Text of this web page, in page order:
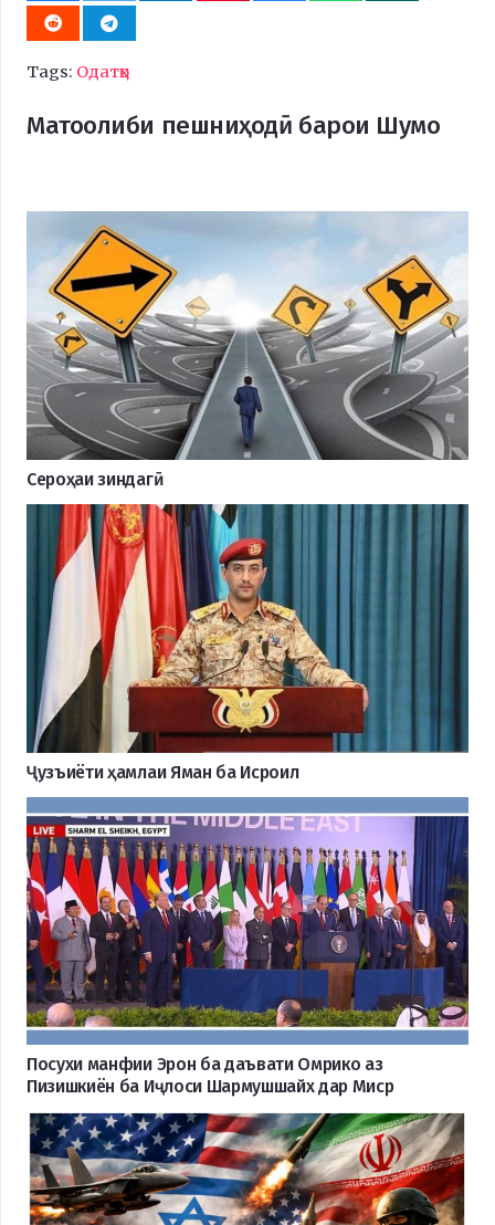
Tags: Одатҳо
Матоолиби пешниҳодӣ барои Шумо
Сероҳаи зиндагӣ
Ҷузъиёти ҳамлаи Яман ба Исроил
Посухи манфии Эрон ба даъвати Омрико аз
Пизишкиён ба Иҷлоси Шармушшайх дар Миср